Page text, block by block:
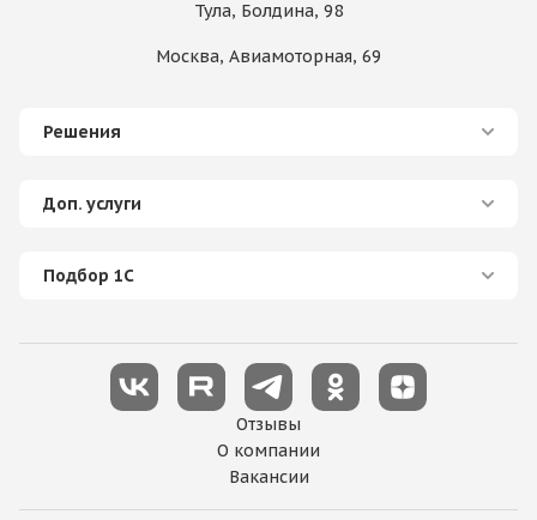
Тула, Болдина, 98
Москва, Авиамоторная, 69
Решения
Доп. услуги
Подбор 1С
О компании
Отзывы
Вакансии